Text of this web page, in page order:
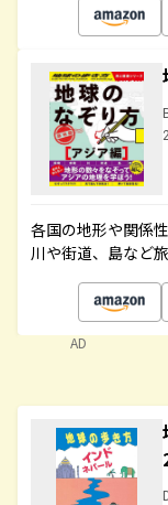
各国の地形や関係
川や街道、島など
AD